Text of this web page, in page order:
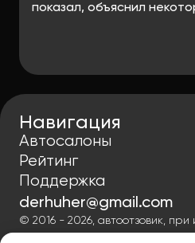
показал, объяснил
Навигация
Автосалоны
Рейтинг
Поддержка
derhuher@gmail.com
© 2016 - 2026, автоотзовик, при